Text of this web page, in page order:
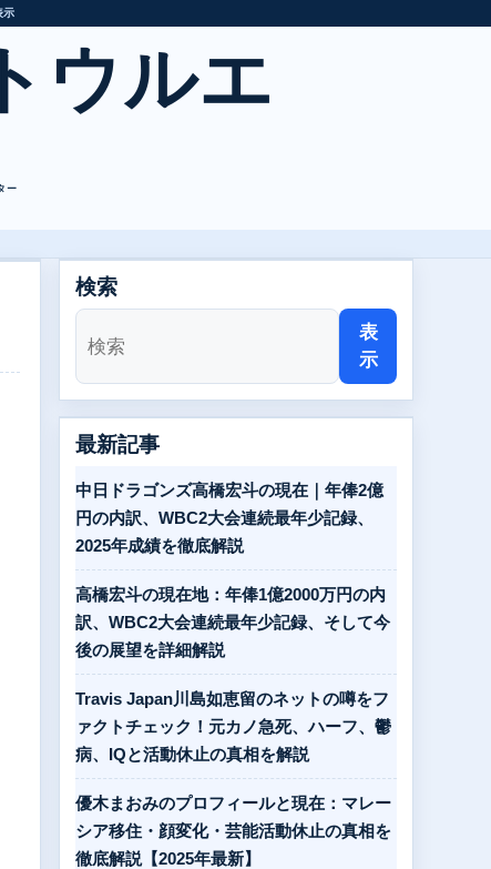
示
ウルエ
ー
検索
表
示
最新記事
中日ドラゴンズ高橋宏斗の現在｜年俸2億
円の内訳、WBC2大会連続最年少記録、
2025年成績を徹底解説
高橋宏斗の現在地：年俸1億2000万円の内
訳、WBC2大会連続最年少記録、そして今
後の展望を詳細解説
Travis Japan川島如恵留のネットの噂をフ
ァクトチェック！元カノ急死、ハーフ、鬱
病、IQと活動休止の真相を解説
優木まおみのプロフィールと現在：マレー
シア移住・顔変化・芸能活動休止の真相を
徹底解説【2025年最新】